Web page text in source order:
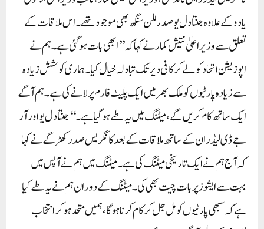
یادو کے علاوہ جنتا دل یو صدر للن سنگھ بھی موجود تھے۔ اس ملاقات کے
تعلق سے وزیر اعلیٰ نتیش کمار نے کہا کہ ’’ابھی بات ہو گئی ہے۔ ہم نے
اپوزیشن اتحاد کو لے کر کافی دیر تک تبادلہ خیال کیا۔ ہماری کوشش زیادہ
سے زیادہ پارٹیوں کو ملک بھر میں ایک پلیٹ فارم پر لانے کی ہے۔ ہم آگے
ایک ساتھ کام کریں گے، میٹنگ میں یہ طے ہو گیا ہے۔‘‘جنتا دل یو اور آر
جے ڈی لیڈران کے ساتھ ملاقات کے بعد کانگریس صدر کھڑگے نے کہا
کہ آج ہم نے ایک تاریخی میٹنگ کی ہے۔ میٹنگ میں ہم نے آپس میں
بہت سے ایشوز پر بات چیت بھی کی۔ میٹنگ کے دوران ہم نے یہ طے کیا
ہے کہ سبھی پارٹیوں کو مل جل کر کام کرنا ہوگا، ہمیں متحد ہو کر انتخاب